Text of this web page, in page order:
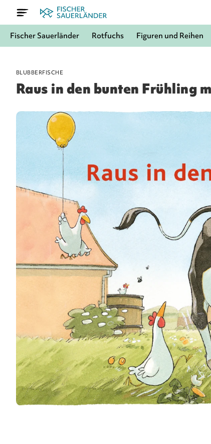
Fischer Sauerländer Rotfuchs Figuren und Reihen
BLUBBERFISCHE
Raus in den bunten Frühling